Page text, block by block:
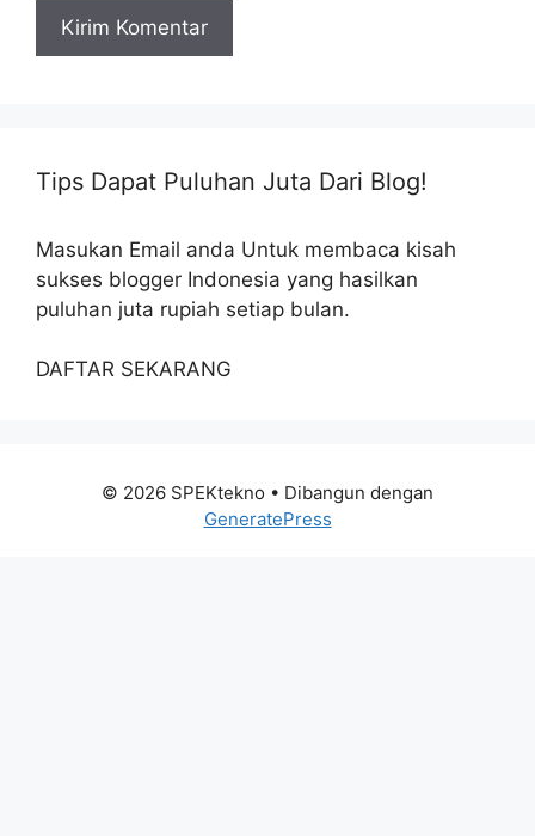
Tips Dapat Puluhan Juta Dari Blog!
Masukan Email anda Untuk membaca kisah
sukses blogger Indonesia yang hasilkan
puluhan juta rupiah setiap bulan.
DAFTAR SEKARANG
© 2026 SPEKtekno • Dibangun dengan
GeneratePress